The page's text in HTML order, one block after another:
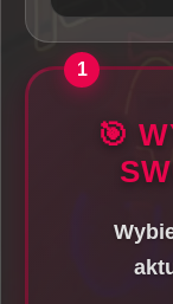
🎯